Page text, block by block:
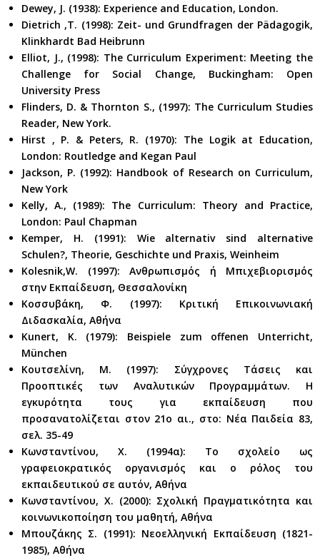
Dewey, J. (1938): Experience and Education, London.
Dietrich ,T. (1998): Zeit- und Grundfragen der Pädagogik,
Klinkhardt Bad Heibrunn
Elliot, J., (1998): The Curriculum Experiment: Meeting the
Challenge for Social Change, Buckingham: Open
University Press
Flinders, D. & Thornton S., (1997): The Curriculum Studies
Reader, New York.
Hirst , P. & Peters, R. (1970): The Logik at Education,
London: Routledge and Kegan Paul
Jackson, P. (1992): Handbook of Research on Curriculum,
New York
Kelly, Α., (1989): The Curriculum: Theory and Practice,
London: Paul Chapman
Kemper, H. (1991): Wie alternativ sind alternative
Schulen?, Theorie, Geschichte und Praxis, Weinheim
Kolesnik,W. (1997): Ανθρωπισμός ή Μπιχεβιορισμός
στην Εκπαίδευση, Θεσσαλονίκη
Κοσσυβάκη, Φ. (1997): Κριτική Επικοινωνιακή
Διδασκαλία, Αθήνα
Kunert, K. (1979): Beispiele zum offenen Unterricht,
München
Κουτσελίνη, Μ. (1997): Σύγχρονες Τάσεις και
Προοπτικές των Αναλυτικών Προγραμμάτων. Η
εγκυρότητα τους για εκπαίδευση που
προσανατολίζεται στον 21ο αι., στο: Νέα Παιδεία 83,
σελ. 35-49
Κωνσταντίνου, Χ. (1994α): Το σχολείο ως
γραφειοκρατικός οργανισμός και ο ρόλος του
εκπαιδευτικού σε αυτόν, Αθήνα
Κωνσταντίνου, Χ. (2000): Σχολική Πραγματικότητα και
κοινωνικοποίηση του μαθητή, Αθήνα
Μπουζάκης Σ. (1991): Νεοελληνική Εκπαίδευση (1821-
1985), Αθήνα